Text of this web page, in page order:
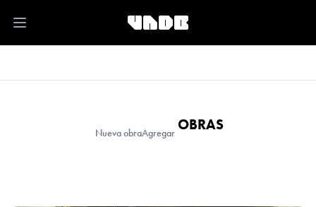
Open main menu
Nueva obraAgregar OBRAS